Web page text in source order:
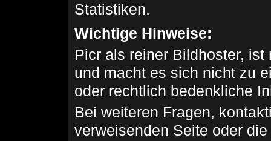
Statistiken.
Wichtige Hinweise:
Picr als reiner Bildhoster,
und macht es sich nicht zu
oder rechtlich bedenkliche
Bei weiteren Fragen,
verweisenden Seite oder